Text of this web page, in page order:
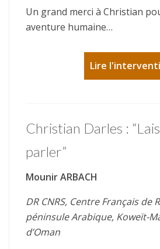
Un grand merci à Christian
aventure humaine…
Lire
Christian Darles :
parler”
Mounir ARBACH
DR CNRS, Centre Français de
péninsule Arabique, Koweït-
d’Oman